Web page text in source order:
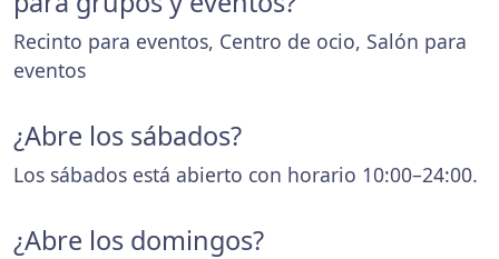
Recinto para eventos, Centro de ocio, Salón para
eventos
¿Abre los sábados?
Los sábados está abierto con horario 10:00–24:00.
¿Abre los domingos?